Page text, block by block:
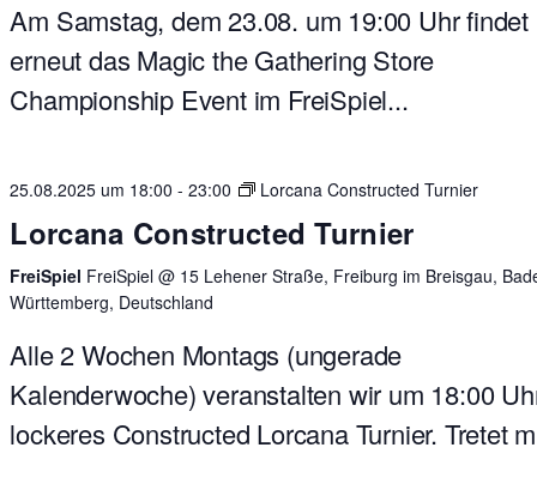
Am Samstag, dem 23.08. um 19:00 Uhr findet
erneut das Magic the Gathering Store
Championship Event im FreiSpiel...
25.08.2025 um 18:00 -23:00 Lorcana Constructed Turnier
Lorcana Constructed Turnier
FreiSpiel FreiSpiel @ 15 Lehener Straße, Freiburg im Breisgau,
Württemberg, Deutschland
Alle 2 Wochen Montags (ungerade
Kalenderwoche) veranstalten wir um 18:00
lockeres Constructed Lorcana Turnier. Tretet